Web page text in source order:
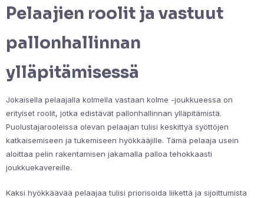
Pelaajien roolit ja vastuut
pallonhallinnan
ylläpitämisessä
Jokaisella pelaajalla kolmella vastaan kolme -joukkueessa on
erityiset roolit, jotka edistävät pallonhallinnan ylläpitämistä.
Puolustajarooleissa olevan pelaajan tulisi keskittyä syöttöjen
katkaisemiseen ja tukemiseen hyökkääjille. Tämä pelaaja usein
aloittaa pelin rakentamisen jakamalla palloa tehokkaasti
joukkuekavereille.
Kaksi hyökkäävää pelaajaa tulisi priorisoida liikettä ja sijoittumista